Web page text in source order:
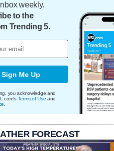
weekly.
to the
Trending 5.
Sign Me Up
you acknowledge and
Terms of Use and
FORECAST